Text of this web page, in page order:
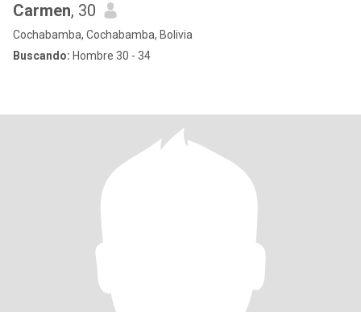
Carmen, 30
Cochabamba, Cochabamba, Bolivia
Buscando: Hombre 30 - 34